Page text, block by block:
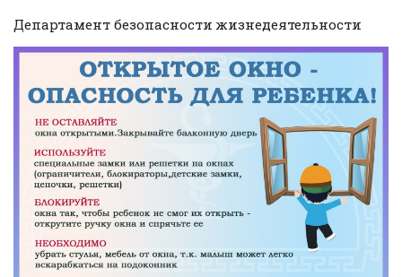
Департамент безопасности жизнедеятельности